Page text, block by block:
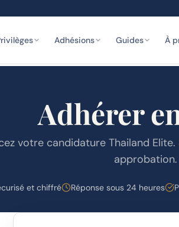
Adhésions Guides À
Adhérer
votre candidature Thailand
approbation.
et chiffré Réponse sous 24 heures